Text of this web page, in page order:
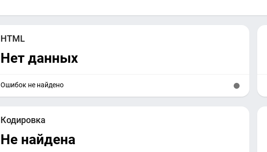
HTML
Нет данных
Ошибок не найдено
Кодировка
Не найдена